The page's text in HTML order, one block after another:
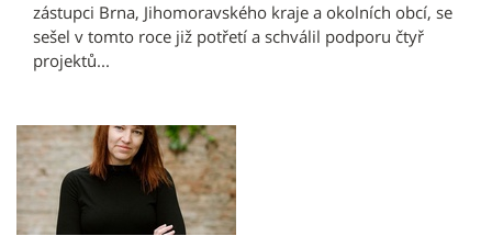
zástupci Brna, Jihomoravského kraje a okolních obcí, se
sešel v tomto roce již potřetí a schválil podporu čtyř
projektů...